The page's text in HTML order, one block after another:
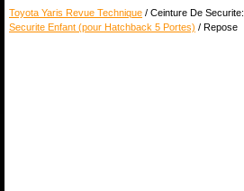
Toyota Yaris Revue Technique / Ceinture De Securite:
Securite Enfant (pour Hatchback 5 Portes) / Repose